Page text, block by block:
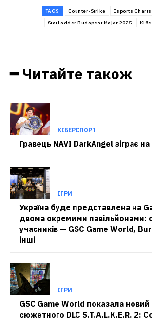
TAGS Counter-Strike Esports Charts
StarLadder Budapest Major 2025
━ Читайте також
КІБЕРСПОРТ
Гравець NAVI DarkAngel зіграє
ІГРИ
Україна буде представлена на
двома окремими павільйонами:
учасників — GSC Game World,
інші
ІГРИ
GSC Game World показала
сюжетного DLC S.T.A.L.K.E.R. 2: